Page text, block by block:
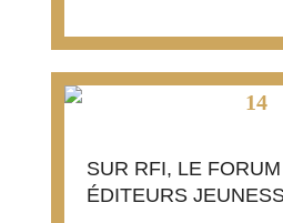
SUR RFI, LE
ÉDITEURS